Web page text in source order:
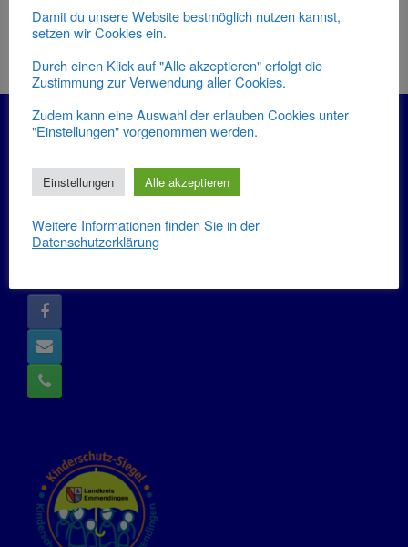
Kalender anzeigen
Informationen
Impressum
Damit du unsere Website bestmöglich nutzen kannst,
setzen wir Cookies ein.
Durch einen Klick auf "Alle akzeptieren" erfolgt die
Zustimmung zur Verwendung aller Cookies.
Zudem kann eine Auswahl der erlauben Cookies unter
"Einstellungen" vorgenommen werden.
Einstellungen Alle akzeptieren
Weitere Informationen finden Sie in der
Datenschutzerklärung